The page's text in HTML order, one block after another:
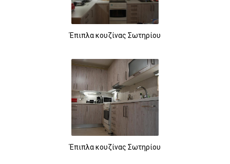
Έπιπλα κουζίνας Σωτηρίου
Έπιπλα κουζίνας Σωτηρίου